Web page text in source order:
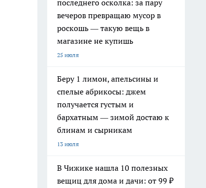
последнего осколка: за пару
вечеров превращаю мусор в
роскошь — такую вещь в
магазине не купишь
25 июля
Беру 1 лимон, апельсины и
спелые абрикосы: джем
получается густым и
бархатным — зимой достаю к
блинам и сырникам
13 июля
В Чижике нашла 10 полезных
вещиц для дома и дачи: от 99 ₽